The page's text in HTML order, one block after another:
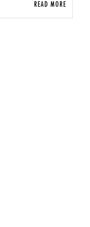
READ MORE